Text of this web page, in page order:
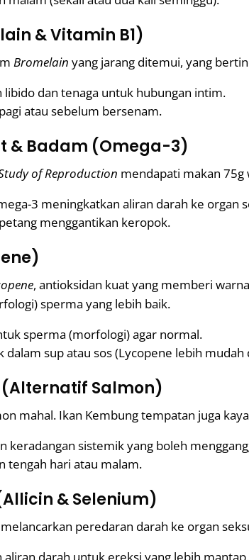
& Vitamin B1)
Bromelain yang jarang ditemui, yang
libido dan tenaga untuk hubungan intim.
atau sebelum bersenam.
& Badam (Omega-3)
of Reproduction mendapati makan
3 meningkatkan aliran darah ke organ
menggantikan keropok.
, antioksidan kuat yang memberi
sperma yang lebih baik.
sperma (morfologi) agar normal.
dalam sup atau sos (Lycopene lebih
Salmon)
mahal. Ikan Kembung tempatan juga
keradangan sistemik yang boleh
tengah hari atau malam.
& Selenium)
peredaran darah ke organ